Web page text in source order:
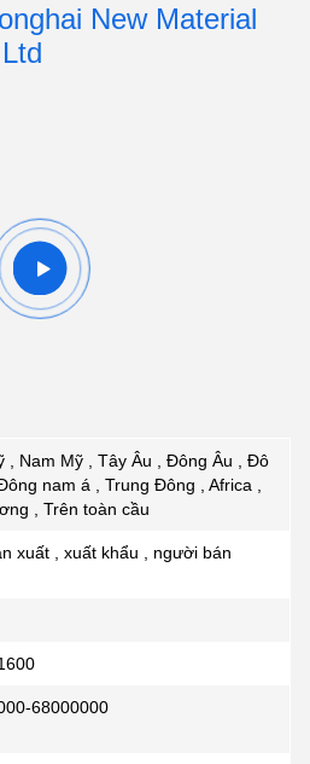
New Material
, Nam Mỹ , Tây Âu , Đông Âu , Đô
nam á , Trung Đông , Africa ,
, Trên toàn cầu
xuất , xuất khẩu , người bán
68000000